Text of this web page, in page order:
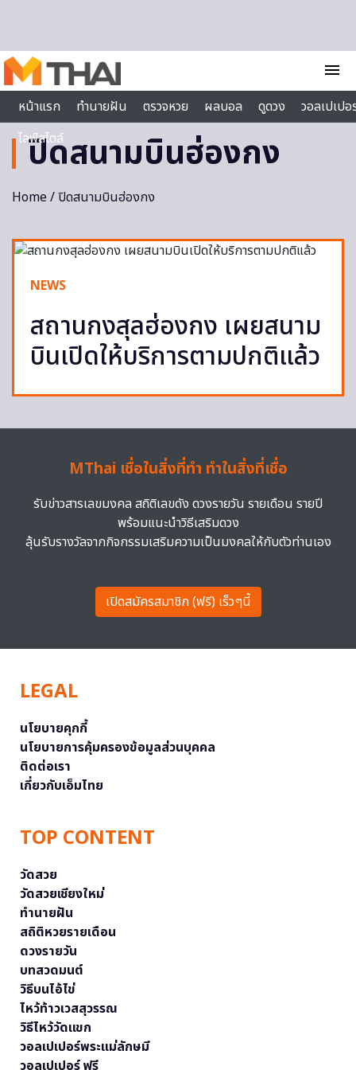
menu
หน้าแรก
ทำนายฝัน ตรวจหวย ผลบอล ดูดวง
วอลเปเป
ไลฟ์สไตล์
ปิดสนามบินฮ่องกง
Home/ ปิดสนามบินฮ่องกง
NEWS
สถานกงสุลฮ่องกง เผยสนาม
บินเปิดให้บริการตามปกติแล้ว
MThai เชื่อในสิ่งที่ทำ ทำในสิ่งที่เชื่อ
รับข่าวสารเลขมงคล สถิติเลขดัง ดวงรายวัน รายเดือน รายปี
พร้อมแนะนำวิธีเสริมดวง
ลุ้นรับรางวัลจากกิจกรรมเสริมความเป็นมงคลให้กับตัวท่านเอง
เปิดสมัครสมาชิก (ฟรี) เร็วๆนี้
LEGAL
นโยบายคุกกี้
นโยบายการคุ้มครองข้อมูลส่วนบุคคล
ติดต่อเรา
เกี่ยวกับเอ็มไทย
TOP CONTENT
วัดสวย
วัดสวยเชียงใหม่
ทำนายฝัน
สถิติหวยรายเดือน
ดวงรายวัน
บทสวดมนต์
วิธีบนไอ้ไข่
ไหว้ท้าวเวสสุวรรณ
วิธีไหว้วัดแขก
วอลเปเปอร์พระแม่ลักษมี
วอลเปเปอร์ ฟรี